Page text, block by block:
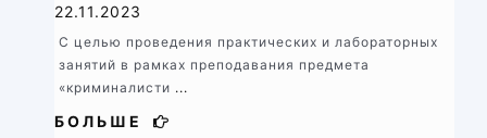
государственного университета
22.11.2023
С целью проведения практических и лабораторных
занятий в рамках преподавания предмета
«криминалисти ...
БОЛЬШЕ